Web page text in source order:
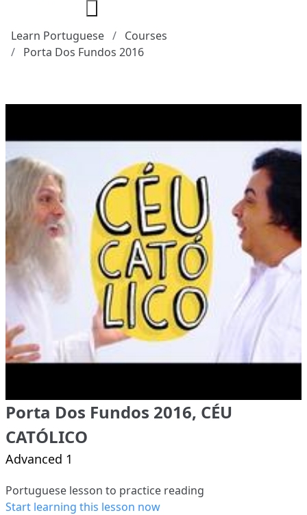
Learn Portuguese
Courses
Porta Dos Fundos 2016
Porta Dos Fundos 2016, CÉU
CATÓLICO
Advanced 1
Portuguese lesson to practice reading
Start learning this lesson now